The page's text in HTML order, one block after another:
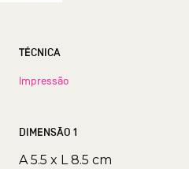
TÉCNICA
Impressão
DIMENSÃO 1
A 5.5 x L 8.5 cm